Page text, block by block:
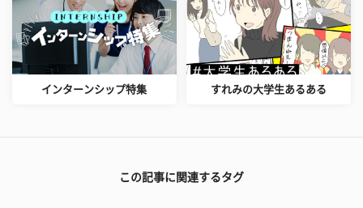
インターンシップ特集 すれみの大学生あるある
この記事に関連するタグ